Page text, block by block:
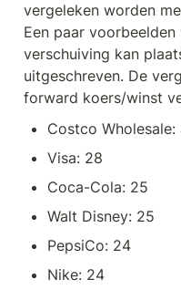
vergeleken worden
Een paar
verschuiving kan
uitgeschreven. De
forward koers/winst
Costco Wholesale:
Visa: 28
Coca-Cola: 25
Walt Disney: 25
PepsiCo: 24
Nike: 24